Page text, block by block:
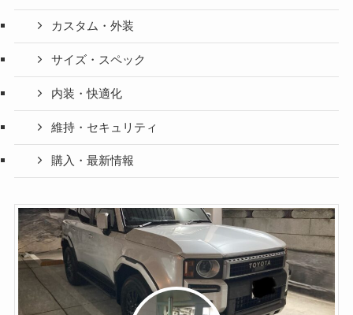
カスタム・外装
サイズ・スペック
内装・快適化
維持・セキュリティ
購入・最新情報